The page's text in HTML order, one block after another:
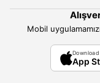
Mobil
App